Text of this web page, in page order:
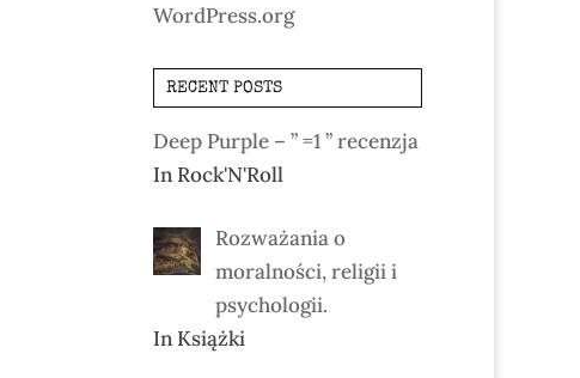
WordPress.org
RECENT POSTS
Deep Purple – ” =1 ” recenzja
In Rock'N'Roll
Rozważania o
moralności, religii i
psychologii.
In Książki